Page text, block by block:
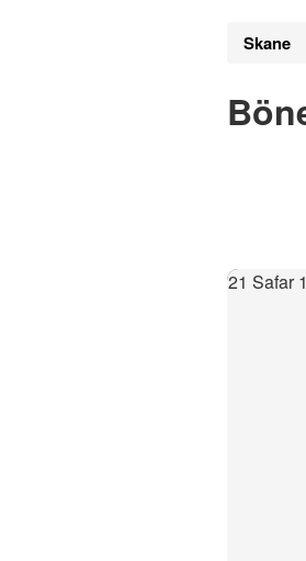
Skane
21 Safar